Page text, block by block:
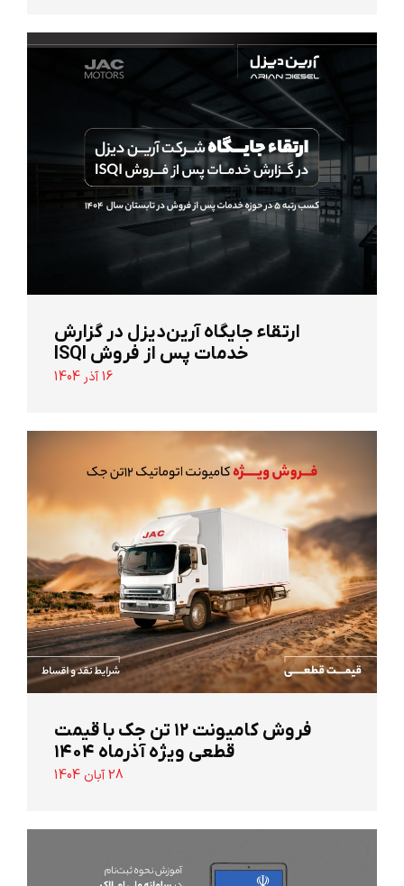
ارتقاء جایگاه آرین‌دیزل در گزارش
خدمات پس از فروش ISQI
16 آذر 1404
‌فروش کامیونت ۱۲ تن جک با قیمت
قطعی ویژه آذرماه ۱۴۰۴
28 آبان 1404